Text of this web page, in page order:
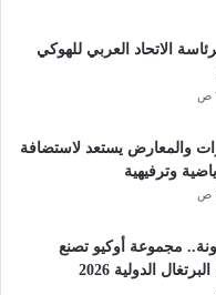
الاتحاد العربي للهوكي
والمعارض يستعد لاستضافة
وترفيهية
مجموعة أوكيو تصنع
الدولية 2026